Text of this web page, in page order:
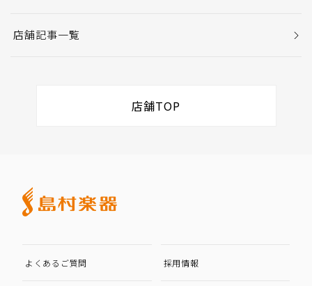
店舗記事一覧
店舗TOP
よくあるご質問 採用情報